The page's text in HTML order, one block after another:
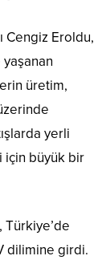
Cengiz Eroldu,
üretim,
yerli
için büyük bir
Türkiye’de
dilimine girdi.